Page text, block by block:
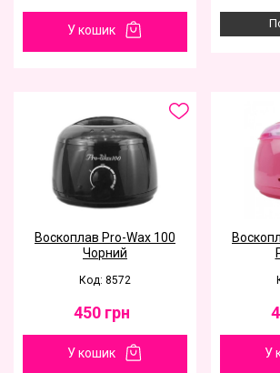
У кошик
Воскоплав Pro-Wax 100
Чорний
Код: 8572
450 грн
У кошик У